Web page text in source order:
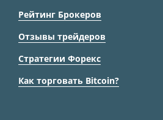
Рейтинг Брокеров
Отзывы трейдеров
Стратегии Форекс
Как торговать Bitcoin?